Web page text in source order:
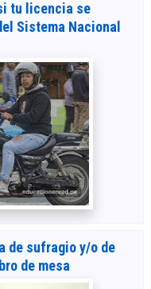
tu licencia se
Sistema Nacional
de sufragio y/o de
de mesa